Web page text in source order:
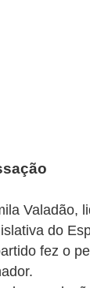
Valadão,
do
fez o